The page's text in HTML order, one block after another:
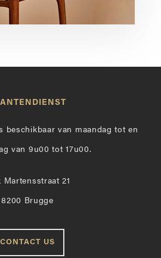
beschikbaar van maandag tot en
van 9u00 tot 17u00.
Martensstraat 21
8200 Brugge
CONTACT US